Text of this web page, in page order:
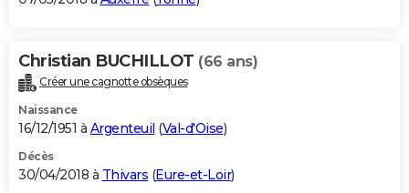
Christian BUCHILLOT (66 ans)
Créer une cagnotte obsèques
Naissance
16/12/1951 à Argenteuil (Val-d'Oise)
Décès
30/04/2018 à Thivars (Eure-et-Loir)